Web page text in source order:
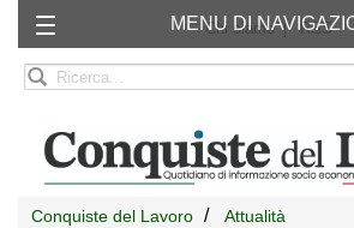
Chi siamo RSS
MENU DI
Conquiste del Lavoro Attualità